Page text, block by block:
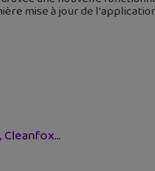
mise à jour de
Cleanfox…